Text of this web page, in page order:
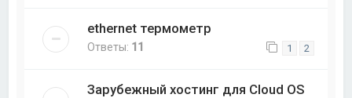
ethernet термометр
Ответы: 11 1 2
Зарубежный хостинг для Cloud OS